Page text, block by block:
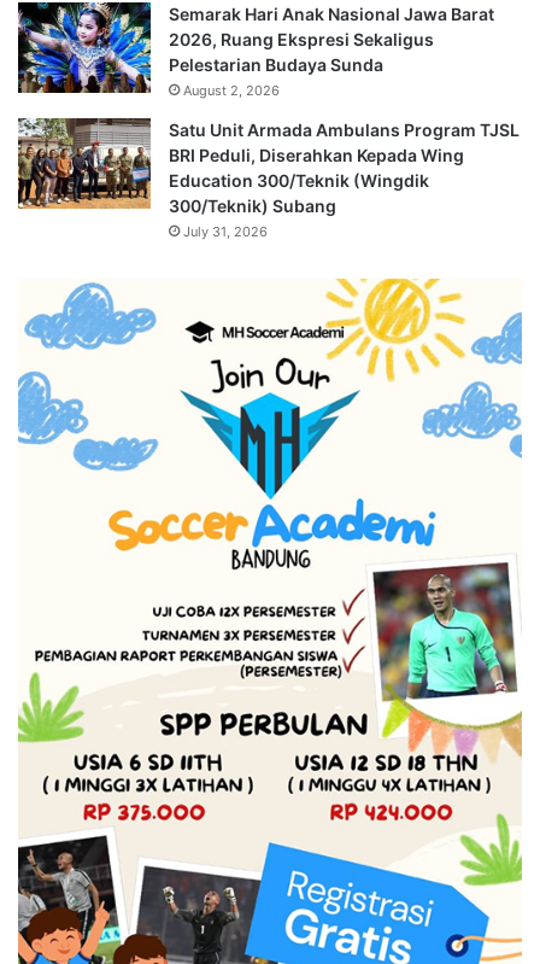
Semarak Hari Anak Nasional Jawa Barat
2026, Ruang Ekspresi Sekaligus
Pelestarian Budaya Sunda
August 2, 2026
Satu Unit Armada Ambulans Program TJSL
BRI Peduli, Diserahkan Kepada Wing
Education 300/Teknik (Wingdik
300/Teknik) Subang
July 31, 2026